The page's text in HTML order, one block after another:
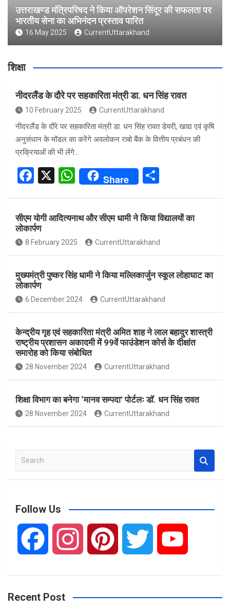
उत्तराखण्ड मंत्रिपरिषद ने किया ऑपरेशन सिंदूर की सफलता पर
भारतीय सेना का अभिनंदन प्रस्ताव पारित
16 May 2025 CurrentUttarakhand
शिक्षा
नीदरलैंड के दौरे पर सहकारिता मंत्री डा. धन सिंह रावत
10 February 2025 CurrentUttarakhand
नीदरलैंड के दौरे पर सहकारिता मंत्री डा. धन सिंह रावत डेयरी, खाद्य एवं कृषि
अनुसंधान के मॉडल का करेंगे अवलोकन राबो बैंक के वित्तीय प्रबंधन की
प्रक्रियाओं की भी लेंगे…
F
ce
b
o
o
k
X
W
s
A
p
p
Share
ar
e
सीएम योगी आदित्यनाथ और सीएम धामी ने किया विद्यालयों का
लोकार्पण
8 February 2025 CurrentUttarakhand
मुख्यमंत्री पुष्कर सिंह धामी ने किया मल्लिकार्जुन स्कूल लोहाघाट का
लोकार्पण
6 December 2024 CurrentUttarakhand
केन्द्रीय गृह एवं सहकारिता मंत्री अमित शाह ने लाल बहादुर शास्त्री
राष्ट्रीय प्रशासन अकादमी में 99वें फाउंडेशन कोर्स के दीक्षांत
समारोह को किया संबोधित
28 November 2024 CurrentUttarakhand
शिक्षा विभाग का बनेगा ‘मानव सम्पदा’ पोर्टलः डॉ. धन सिंह रावत
28 November 2024 CurrentUttarakhand
a
c
Follow Us
c s n i u
Recent Post